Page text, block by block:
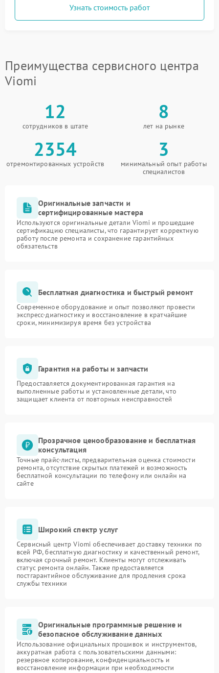
Узнать стоимость работ
Преимущества сервисного центра
Viomi
12
сотрудников в штате
8
лет на рынке
2354
отремонтированных устройств
3
минимальный опыт работы
специалистов
Оригинальные запчасти и
сертифицированные мастера
Используются оригинальные детали Viomi и прошедшие
сертификацию специалисты, что гарантирует корректную
работу после ремонта и сохранение гарантийных
обязательств
Бесплатная диагностика и быстрый ремонт
Современное оборудование и опыт позволяют провести
экспресс-диагностику и восстановление в кратчайшие
сроки, минимизируя время без устройства
Гарантия на работы и запчасти
Предоставляется документированная гарантия на
выполненные работы и установленные детали, что
защищает клиента от повторных неисправностей
Прозрачное ценообразование и бесплатная
консультация
Точные прайс-листы, предварительная оценка стоимости
ремонта, отсутствие скрытых платежей и возможность
бесплатной консультации по телефону или онлайн на
сайте
Широкий спектр услуг
Сервисный центр Viomi обеспечивает доставку техники по
всей РФ, бесплатную диагностику и качественный ремонт,
включая срочный ремонт. Клиенты могут отслеживать
статус ремонта онлайн. Также предоставляется
постгарантийное обслуживание для продления срока
службы техники
Оригинальные программные решение и
безопасное обслуживание данных
Использование официальных прошивок и инструментов,
аккуратная работа с пользовательскими данными:
резервное копирование, конфиденциальность и
восстановление информации при необходимости